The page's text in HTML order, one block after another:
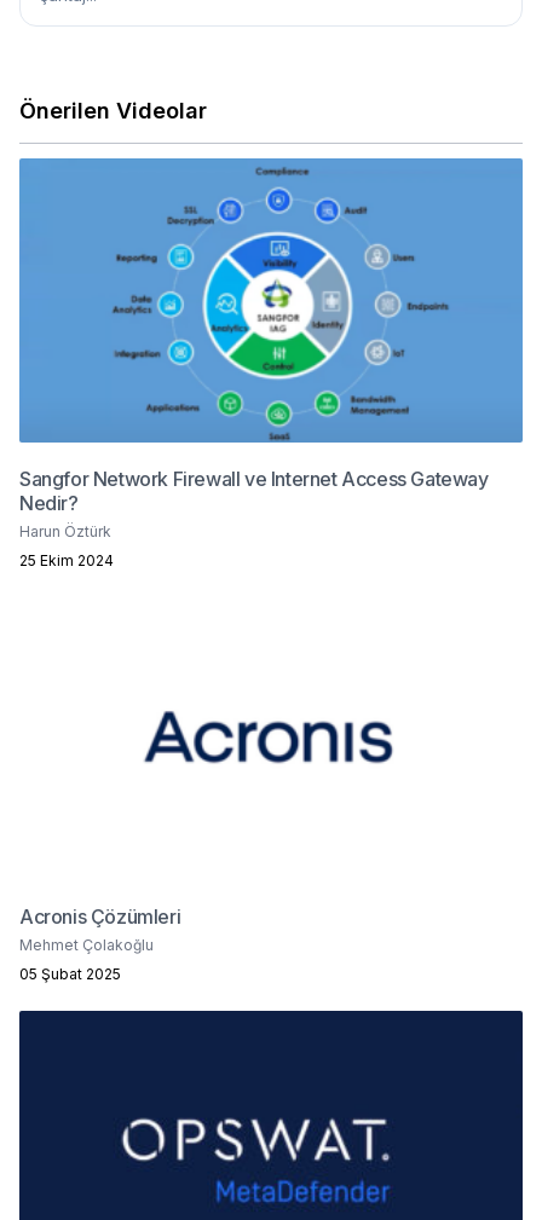
Önerilen Videolar
Sangfor Network Firewall ve Internet Access Gateway
Nedir?
Harun Öztürk
25 Ekim 2024
Acronis Çözümleri
Mehmet Çolakoğlu
05 Şubat 2025